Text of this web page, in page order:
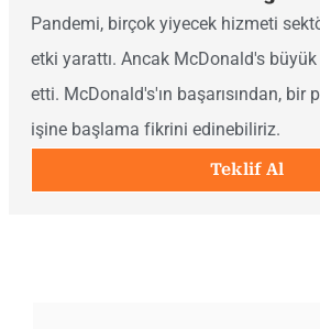
Pandemi, birçok yiyecek hizmeti
etki yarattı. Ancak McDonald's büyük
etti. McDonald's'ın başarısından, bir
işine başlama fikrini edinebiliriz.
Teklif Al